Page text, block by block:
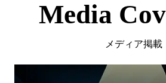
Media
メディア掲載